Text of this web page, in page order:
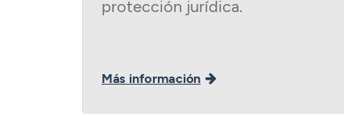
protección jurídica.
Más información